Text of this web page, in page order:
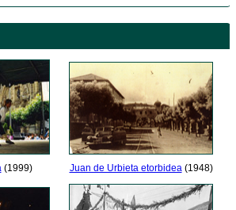
(1999) Juan de Urbieta etorbidea(1948)